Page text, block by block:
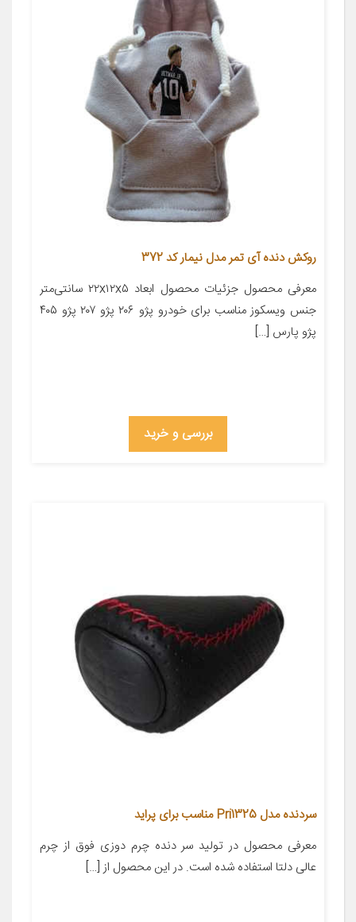
روکش دنده آی تمر مدل نیمار کد 372
معرفی محصول جزئیات محصول ابعاد ۲۲x۱۲x۵ سانتی‌متر
جنس ویسکوز مناسب برای خودرو پژو ۲۰۶ پژو ۲۰۷ پژو ۴۰۵
پژو پارس […]
بررسی و خرید
سردنده مدل Pri1325 مناسب برای پراید
معرفی محصول در تولید سر دنده چرم دوزی فوق از چرم
عالی دلتا استفاده شده است. در این محصول از […]